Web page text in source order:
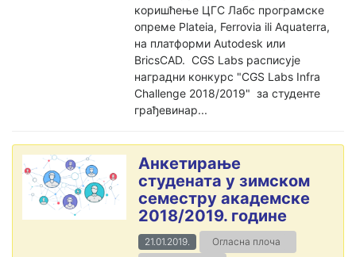
коришћење ЦГС Лабс програмске
опреме Plateia, Ferrovia ili Aquaterra,
на платформи Autodesk или
BricsCAD. CGS Labs расписује
наградни конкурс "CGS Labs Infra
Challenge 2018/2019" за студенте
грађевинар...
Анкетирање
студената у зимском
семестру академске
2018/2019. године
21.01.2019.
Огласна плоча